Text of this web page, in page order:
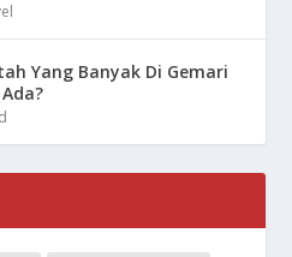
Yang Banyak Di Gemari